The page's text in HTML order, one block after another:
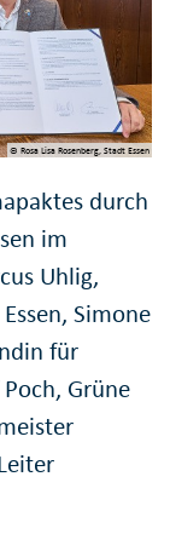
© Rosa Lisa Rosenberg, Stadt Essen
durch
im
Uhlig,
Simone
für
Grüne